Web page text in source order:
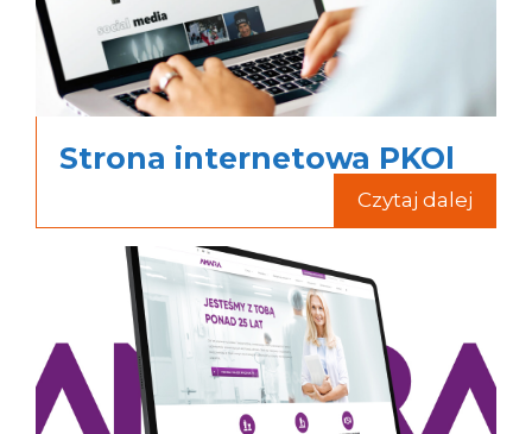
Strona internetowa PKOl
Czytaj dalej